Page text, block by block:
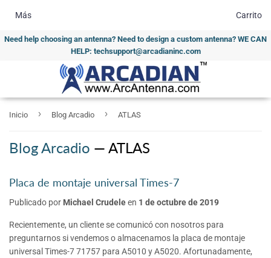
Need help choosing an antenna? Need to design a custom antenna? WE CAN
HELP: techsupport@arcadianinc.com
Más Carrito
Inicio › Blog Arcadio › ATLAS
Blog Arcadio — ATLAS
Placa de montaje universal Times-7
Publicado por Michael Crudeleen 1 de octubre de 2019
Recientemente, un cliente se comunicó con nosotros para
preguntarnos si vendemos o almacenamos la placa de montaje
universal Times-7 71757 para A5010 y A5020. Afortunadamente,